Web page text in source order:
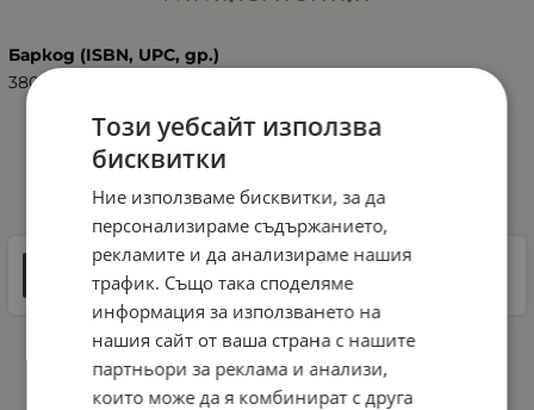
Баркод (ISBN, UPC, др.)
3800151974741
ДОКУМЕНТИ ЗА СВАЛЯНЕ
Инструкции
9 MB |PDF
Този уебсайт използва
бисквитки
Ние използваме бисквитки, за да
персонализираме съдържанието,
рекламите и да анализираме нашия
трафик. Също така споделяме
информация за използването на
нашия сайт от ваша страна с нашите
партньори за реклама и анализи,
които може да я комбинират с друга